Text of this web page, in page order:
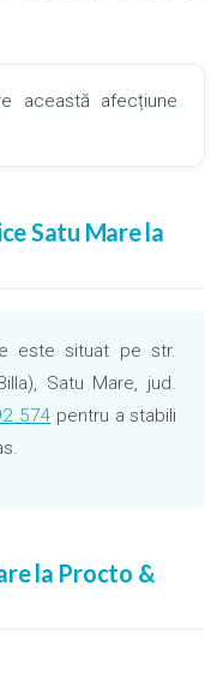
această afecțiune
Satu Mare la
este situat pe str.
Satu Mare, jud.
574 pentru a stabili
la Procto &